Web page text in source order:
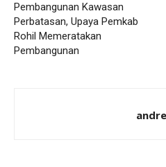
Pembangunan Kawasan
Perbatasan, Upaya Pemkab
Rohil Memeratakan
Pembangunan